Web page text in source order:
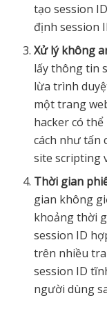
tạo session
định session
Xử lý không
lấy thông tin
lừa trình
một trang
hacker có
cách như tấn
site scripting
Thời gian
gian không
khoảng thời
session ID
trên nhiều
session ID
người dùng